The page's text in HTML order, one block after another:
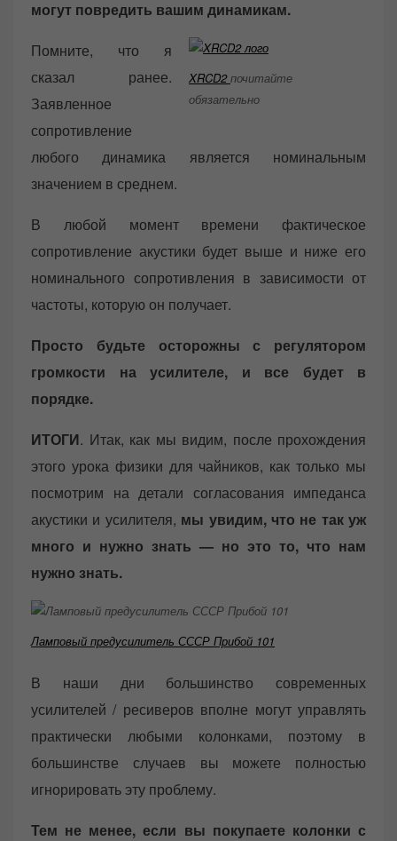
могут повредить вашим динамикам.
XRCD2почитайте
обязательно
Помните, что я
сказал ранее.
Заявленное
сопротивление
любого динамика является номинальным
значением в среднем.
В любой момент времени фактическое
сопротивление акустики будет выше и ниже его
номинального сопротивления в зависимости от
частоты, которую он получает.
Просто будьте осторожны с регулятором
громкости на усилителе, и все будет в
порядке.
ИТОГИ. Итак, как мы видим, после прохождения
этого урока физики для чайников, как только мы
посмотрим на детали согласования импеданса
акустики и усилителя, мы увидим, что не так уж
много и нужно знать — но это то, что нам
нужно знать.
Ламповый предусилитель СССР Прибой 101
В наши дни большинство современных
усилителей / ресиверов вполне могут управлять
практически любыми колонками, поэтому в
большинстве случаев вы можете полностью
игнорировать эту проблему.
Тем не менее, если вы покупаете колонки с